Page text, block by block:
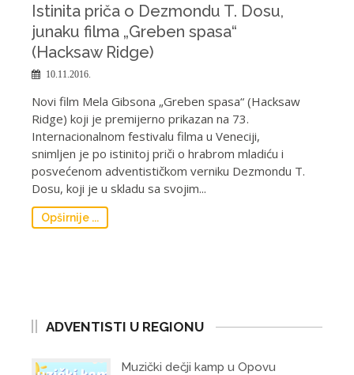
Istinita priča o Dezmondu T. Dosu,
junaku filma „Greben spasa“
(Hacksaw Ridge)
10.11.2016.
Novi film Mela Gibsona „Greben spasa“ (Hacksaw
Ridge) koji je premijerno prikazan na 73.
Internacionalnom festivalu filma u Veneciji,
snimljen je po istinitoj priči o hrabrom mladiću i
posvećenom adventističkom verniku Dezmondu T.
Dosu, koji je u skladu sa svojim...
Opširnije ...
ADVENTISTI U REGIONU
Muzički dečji kamp u Opovu